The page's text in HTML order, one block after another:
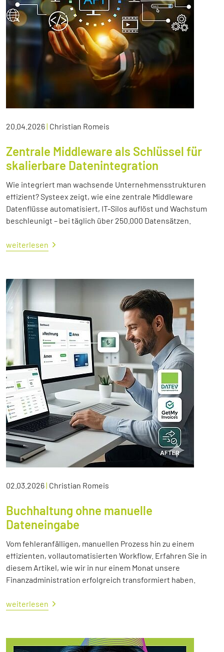
20.04.2026| Christian Romeis
Zentrale Middleware als Schlüssel für
skalierbare Datenintegration
Wie integriert man wachsende Unternehmensstrukturen
effizient? Systeex zeigt, wie eine zentrale Middleware
Datenflüsse automatisiert, IT-Silos auflöst und Wachstum
beschleunigt – bei täglich über 250.000 Datensätzen.
weiterlesen
02.03.2026| Christian Romeis
Buchhaltung ohne manuelle
Dateneingabe
Vom fehleranfälligen, manuellen Prozess hin zu einem
effizienten, vollautomatisierten Workflow. Erfahren Sie in
diesem Artikel, wie wir in nur einem Monat unsere
Finanzadministration erfolgreich transformiert haben.
weiterlesen